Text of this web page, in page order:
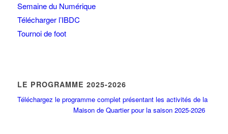
Semaine du Numérique
Télécharger l’IBDC
Tournoi de foot
LE PROGRAMME 2025-2026
Téléchargez le programme complet présentant les activités de la
Maison de Quartier pour la saison 2025-2026